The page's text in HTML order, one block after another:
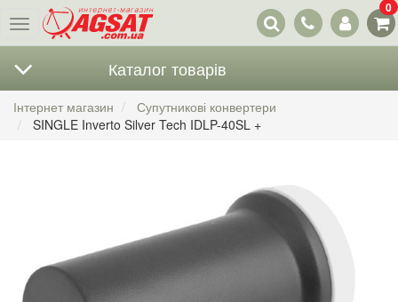
Меню
Наші
контакти
0
Каталог товарів
Інтернет магазин
Супутникові конвертери
SINGLE Inverto Silver Tech IDLP-40SL +